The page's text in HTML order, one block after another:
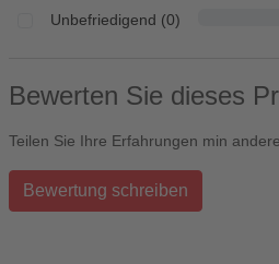
Unbefriedigend (0)
Bewerten Sie dieses
Teilen Sie Ihre Erfahrungen min
Bewertung schreiben